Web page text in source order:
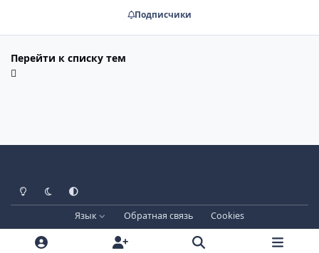
Подписчики
Перейти к списку тем
Светлый режим
Тёмный режим
Системные настройки
Язык Обратная связь
Cookies
Лицензия зарегистрирована на IPBSkins.ru
Powered by
Invision Community